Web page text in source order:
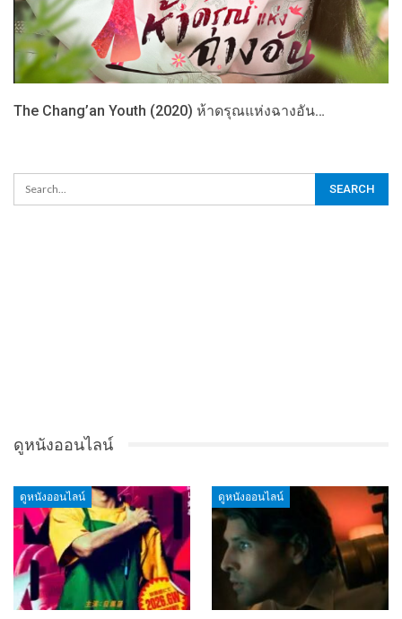
The Chang’an Youth (2020) ห้าดรุณแห่งฉางอัน…
ดูหนังออนไลน์
ดูหนังออนไลน์ ดูหนังออนไลน์